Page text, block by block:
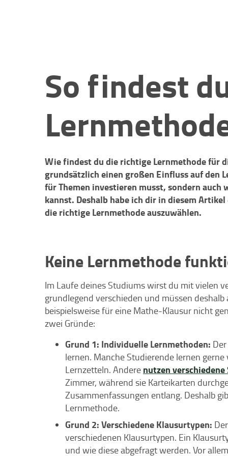
So findest
Wie findest du die richtige Lernmethode für
grundsätzlich einen großen Einfluss auf den
für Themen investieren musst, sondern auch
kannst. Deshalb habe ich dir in diesem
die richtige Lernmethode auszuwählen.
Keine Lernmethode
Im Laufe deines Studiums wirst du mit vielen
grundlegend verschieden und müssen
beispielsweise für eine Mathe-Klausur nicht
zwei Gründe:
Grund 1: Individuelle Lernmethoden:
lernen. Manche Studierende lernen
Lernzetteln. Andere nutzen verschiedene
Zimmer, während sie Karteikarten
Zusammenfassungen entlang. Deshalb
Lernmethode.
Grund 2: Verschiedene Klausurtypen:
verschiedenen Klausurtypen. Ein
und wie diese abgefragt werden. Vor